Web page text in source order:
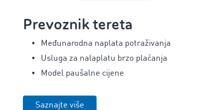
Prevoznik tereta
Međunarodna naplata potraživanja
Usluga za nalaplatu brzo plaćanja
Model paušalne cijene
Saznajte više